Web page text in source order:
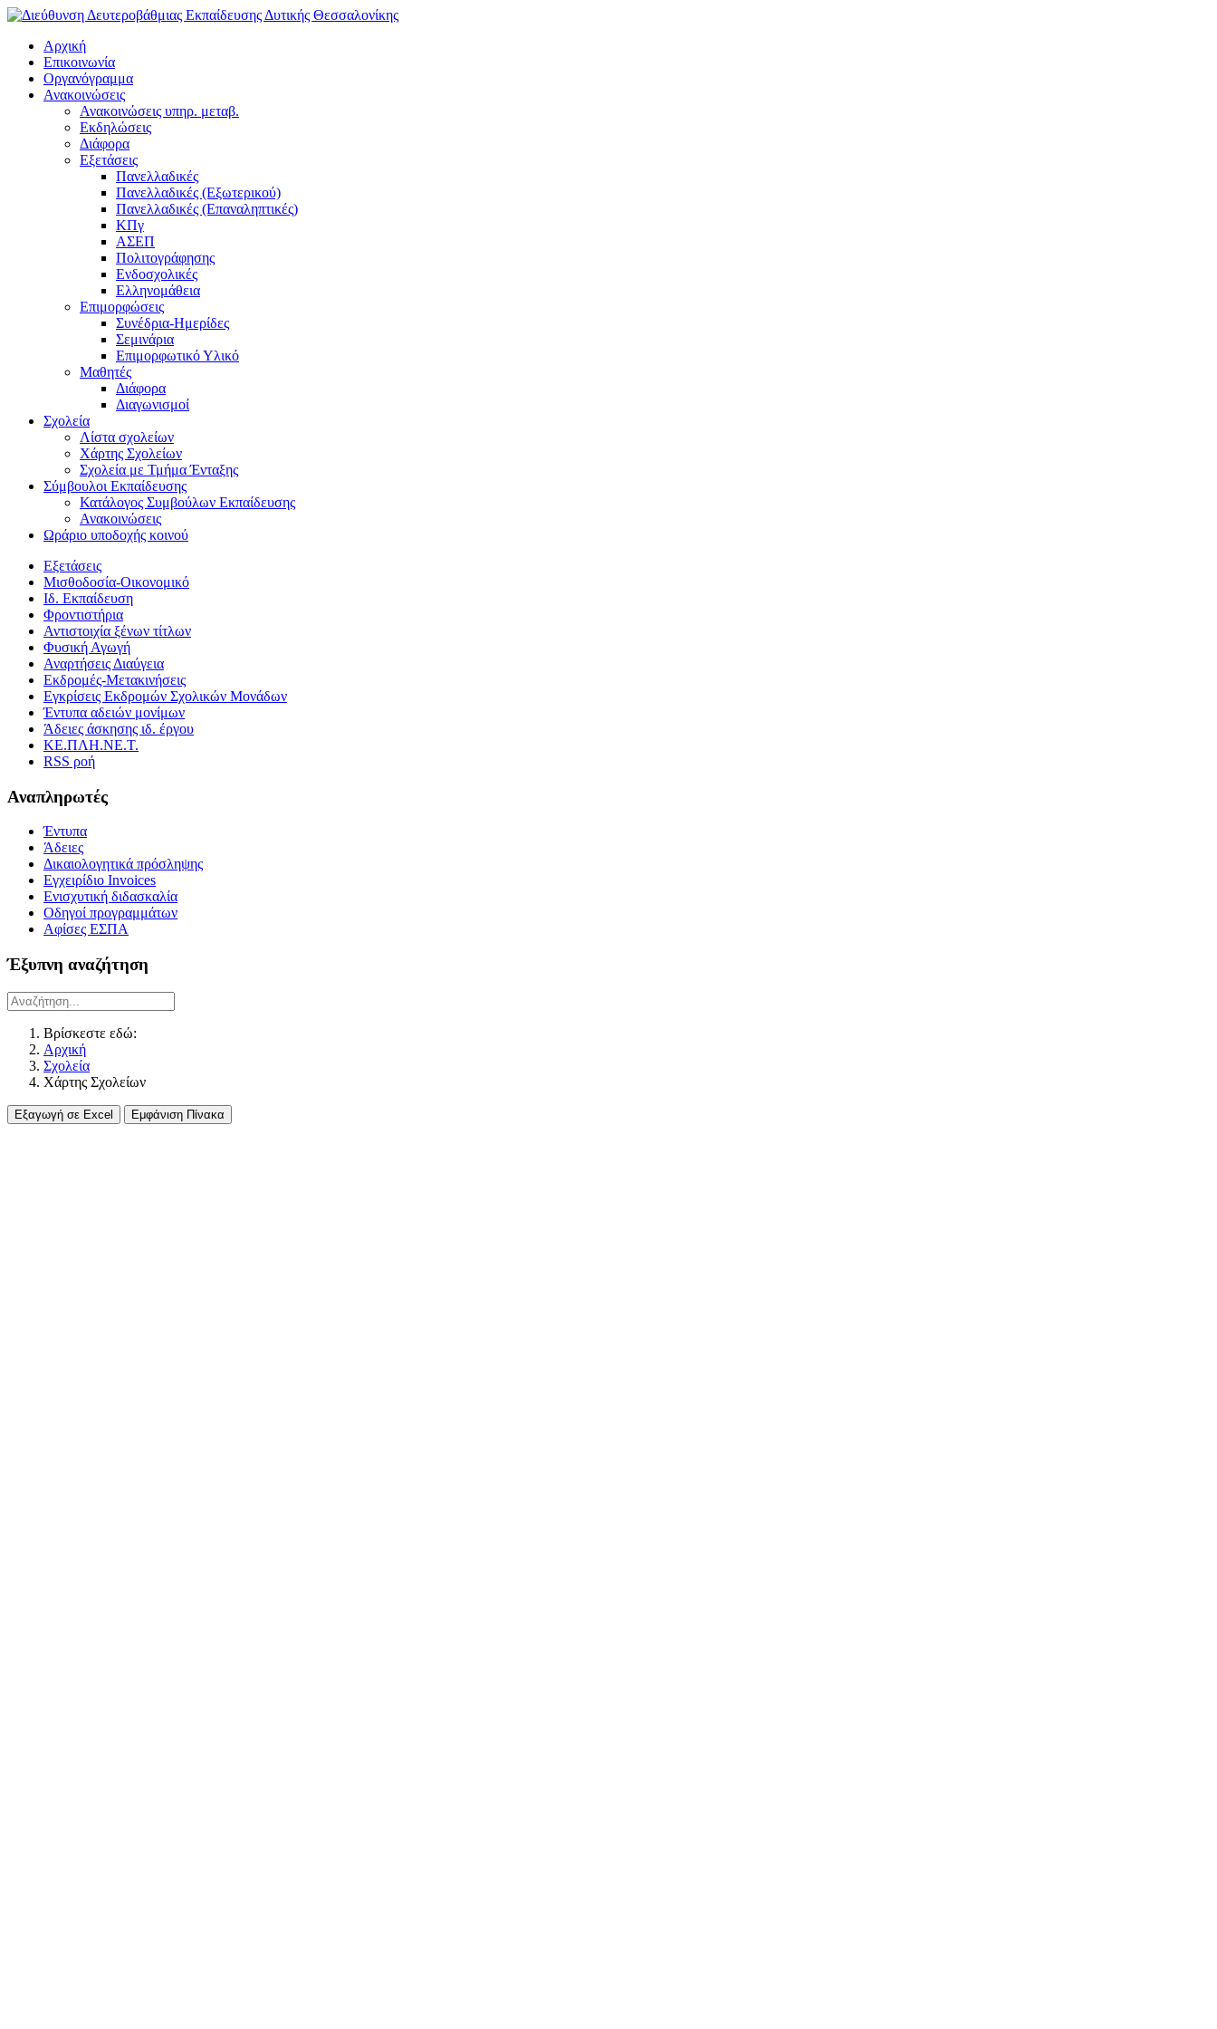
Αρχική
Επικοινωνία
Οργανόγραμμα
Ανακοινώσεις
Ανακοινώσεις υπηρ. μεταβ.
Εκδηλώσεις
Διάφορα
Εξετάσεις
Πανελλαδικές
Πανελλαδικές (Εξωτερικού)
Πανελλαδικές (Επαναληπτικές)
ΚΠγ
ΑΣΕΠ
Πολιτογράφησης
Ενδοσχολικές
Ελληνομάθεια
Επιμορφώσεις
Συνέδρια-Ημερίδες
Σεμινάρια
Επιμορφωτικό Υλικό
Μαθητές
Διάφορα
Διαγωνισμοί
Σχολεία
Λίστα σχολείων
Χάρτης Σχολείων
Σχολεία με Τμήμα Ένταξης
Σύμβουλοι Εκπαίδευσης
Κατάλογος Συμβούλων Εκπαίδευσης
Ανακοινώσεις
Ωράριο υποδοχής κοινού
Εξετάσεις
Μισθοδοσία-Οικονομικό
Ιδ. Εκπαίδευση
Φροντιστήρια
Αντιστοιχία ξένων τίτλων
Φυσική Αγωγή
Αναρτήσεις Διαύγεια
Εκδρομές-Μετακινήσεις
Εγκρίσεις Εκδρομών Σχολικών Μονάδων
Έντυπα αδειών μονίμων
Άδειες άσκησης ιδ. έργου
ΚΕ.ΠΛΗ.ΝΕ.Τ.
RSS ροή
Αναπληρωτές
Έντυπα
Άδειες
Δικαιολογητικά πρόσληψης
Εγχειρίδιο Invoices
Ενισχυτική διδασκαλία
Οδηγοί προγραμμάτων
Αφίσες ΕΣΠΑ
Έξυπνη αναζήτηση
Βρίσκεστε εδώ:
Αρχική
Σχολεία
Χάρτης Σχολείων
Εξαγωγή σε Excel Εμφάνιση Πίνακα